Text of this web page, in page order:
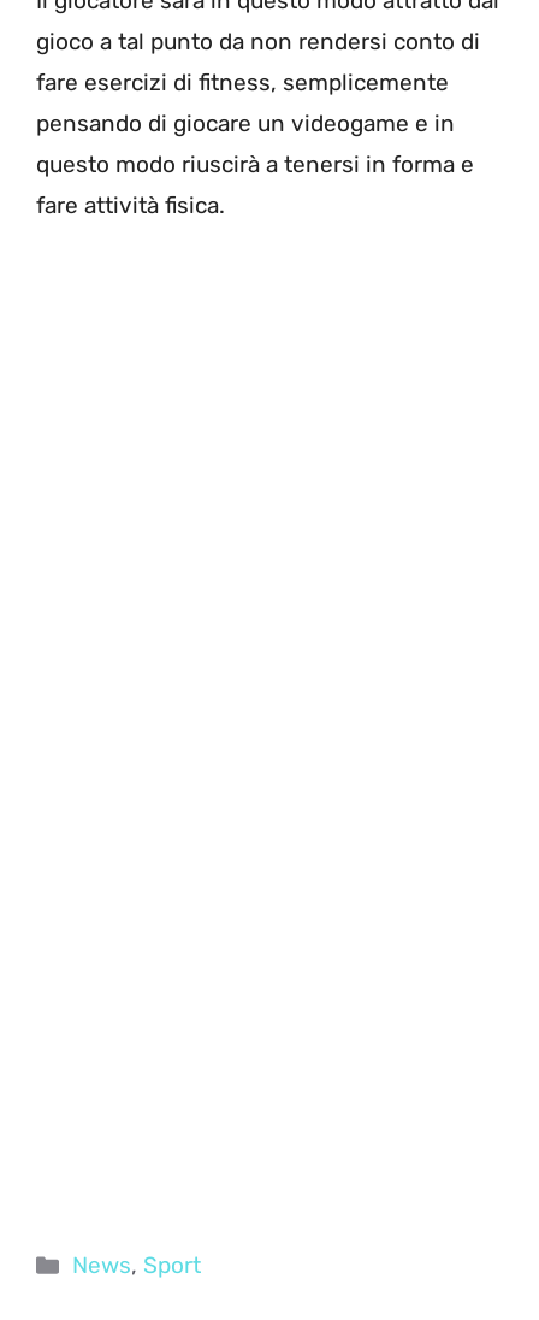
gioco a tal punto da non rendersi conto di
fare esercizi di fitness, semplicemente
pensando di giocare un videogame e in
questo modo riuscirà a tenersi in forma e
fare attività fisica.
Categorie
News, Sport